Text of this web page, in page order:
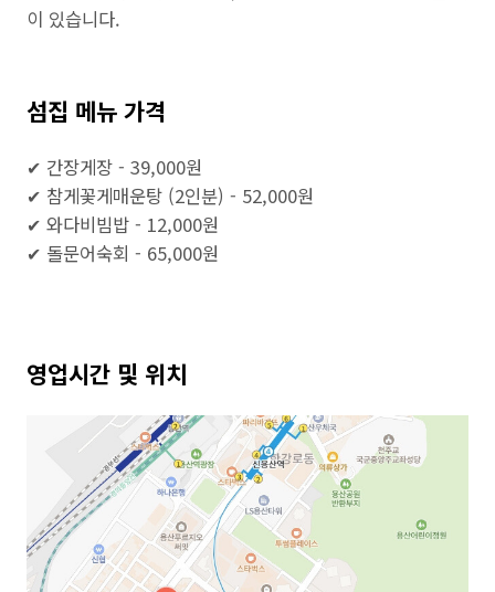
이 있습니다.
섬집 메뉴 가격
✔ 간장게장 - 39,000원
✔ 참게꽃게매운탕 (2인분) - 52,000원
✔ 와다비빔밥 - 12,000원
✔ 돌문어숙회 - 65,000원
영업시간 및 위치